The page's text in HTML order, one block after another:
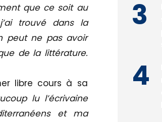
que ce soit au
trouvé dans la
peut ne pas avoir
de la littérature.
libre cours à sa
lu l’écrivaine
et ma